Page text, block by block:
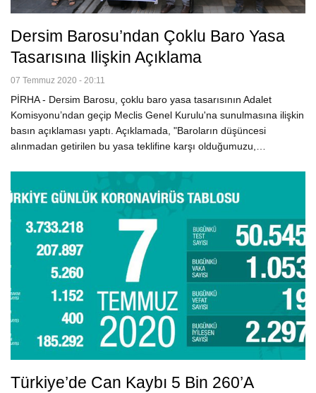
Dersim Barosu’ndan Çoklu Baro Yasa
Tasarısına Ilişkin Açıklama
07 Temmuz 2020 - 20:11
PİRHA - Dersim Barosu, çoklu baro yasa tasarısının Adalet
Komisyonu’ndan geçip Meclis Genel Kurulu'na sunulmasına ilişkin
basın açıklaması yaptı. Açıklamada, "Baroların düşüncesi
alınmadan getirilen bu yasa teklifine karşı olduğumuzu,…
Türkiye’de Can Kaybı 5 Bin 260’a